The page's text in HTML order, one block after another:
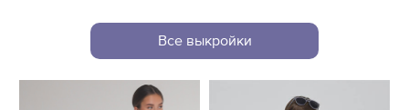
Все выкройки